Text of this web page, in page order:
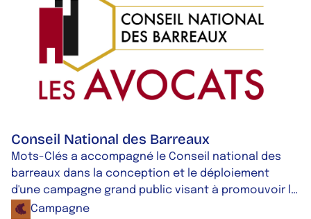
Conseil National des Barreaux
Mots-Clés a accompagné le Conseil national des
barreaux dans la conception et le déploiement
d'une campagne grand public visant à promouvoir le
recours à l'avocat dans les situations du quotidien.
Campagne